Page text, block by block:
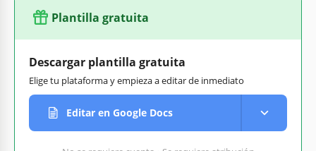
Plantilla gratuita
Descargar plantilla gratuita
Elige tu plataforma y empieza a editar de inmediato
Editar en Google Docs